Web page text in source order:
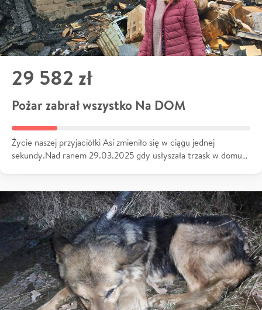
29 582 zł
Pożar zabrał wszystko Na DOM
Życie naszej przyjaciółki Asi zmieniło się w ciągu jednej
sekundy.Nad ranem 29.03.2025 gdy usłyszała trzask w domu…